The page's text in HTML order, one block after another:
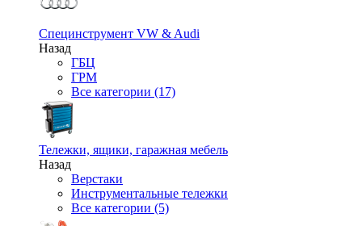
Специнструмент VW & Audi
Назад
ГБЦ
ГРМ
Все категории (17)
Тележки, ящики, гаражная мебель
Назад
Верстаки
Инструментальные тележки
Все категории (5)